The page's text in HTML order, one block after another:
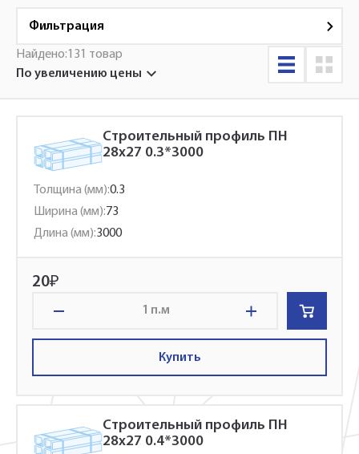
Фильтрация
Найдено:131 товар
по увеличению цены
Строительный профиль ПН
28x27 0.3*3000
Толщина (мм):0.3
Ширина (мм):73
Длина (мм):3000
20₽
п.м
Купить
Строительный профиль ПН
28x27 0.4*3000